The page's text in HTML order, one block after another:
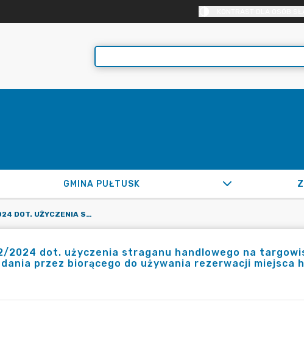
GMINA PUŁTUSK
UMOWA NR 172/2024 DOT. UŻYCZENIA STRAGANU HANDLOWEGO NA TARGOWISKU MIEJSKIM PRZY UL. RYNEK W OKRESIE POSIADANIA PRZEZ BIORĄCEGO DO UŻYWANIA REZERWACJI MIEJSCA HANDLOWEGO NR 13
2024 dot. użyczenia straganu handlowego na
przez biorącego do używania rezerwacji miejsca